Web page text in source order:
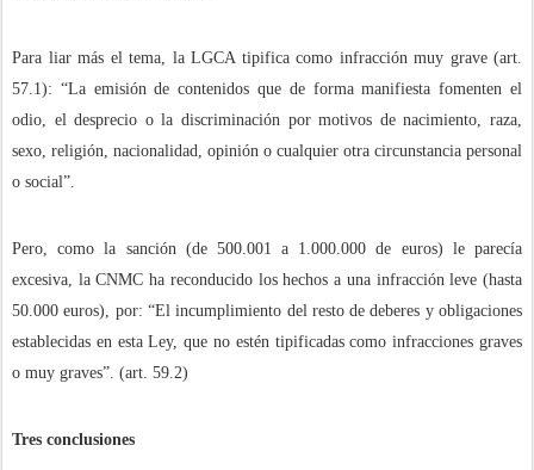
Para liar más el tema, la LGCA tipifica como infracción muy grave (art.
57.1): “La emisión de contenidos que de forma manifiesta fomenten el
odio, el desprecio o la discriminación por motivos de nacimiento, raza,
sexo, religión, nacionalidad, opinión o cualquier otra circunstancia personal
o social”.
Pero, como la sanción (de 500.001 a 1.000.000 de euros) le parecía
excesiva, la CNMC ha reconducido los hechos a una infracción leve (hasta
50.000 euros), por: “El incumplimiento del resto de deberes y obligaciones
establecidas en esta Ley, que no estén tipificadas como infracciones graves
o muy graves”. (art. 59.2)
Tres conclusiones